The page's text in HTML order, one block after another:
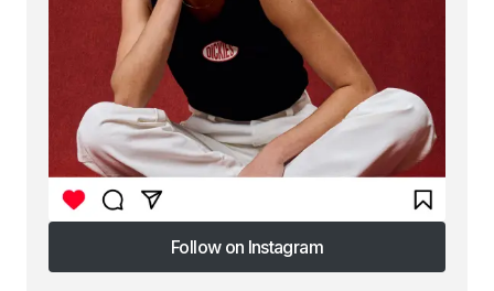
Follow on Instagram
Follow on Instagram